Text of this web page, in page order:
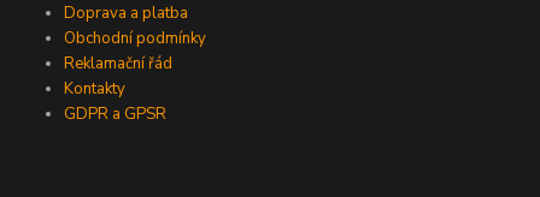
Doprava a platba
Obchodní podmínky
Reklamační řád
Kontakty
GDPR a GPSR